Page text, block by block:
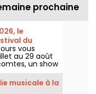
prochaine
le
du
vous
au 29 août
un show
les siècles et
Nous
voici en
musicale à la